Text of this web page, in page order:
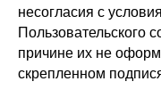
несогласия с
Пользовательского
причине их не
скрепленном